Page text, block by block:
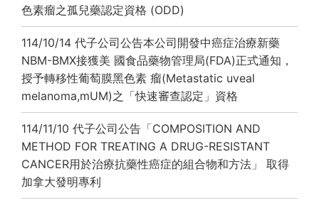
色素瘤之孤兒藥認定資格 (ODD)
114/10/14 代子公司公告本公司開發中癌症治療新藥
NBM-BMX接獲美 國食品藥物管理局(FDA)正式通知，
授予轉移性葡萄膜黑色素 瘤(Metastatic uveal
melanoma,mUM)之「快速審查認定」資格
114/11/10 代子公司公告「COMPOSITION AND
METHOD FOR TREATING A DRUG-RESISTANT
CANCER用於治療抗藥性癌症的組合物和方法」 取得
加拿大發明專利